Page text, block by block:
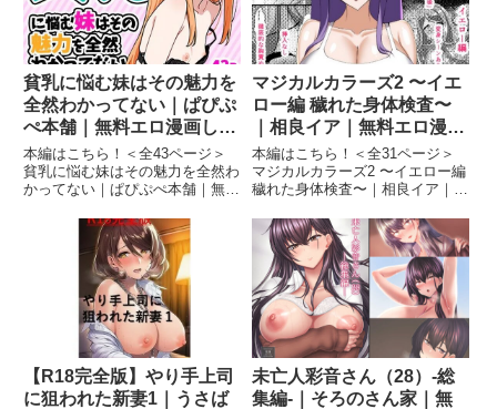
貧乳に悩む妹はその魅力を
全然わかってない｜ぱぴぷ
ぺ本舗｜無料エロ漫画しろ
もも倶楽部
本編はこちら！＜全43ページ＞
貧乳に悩む妹はその魅力を全然わ
かってない｜ぱぴぷぺ本舗｜無料
む妹はその魅力を全然わかってな
い 画像1貧乳に悩む妹はその魅力
を全然わかってない 画像2貧乳に
悩む妹はその魅力を全然わか...
マジカルカラーズ2 〜イエ
ロー編 穢れた身体検査〜
｜相良イア｜無料エロ漫画
しろもも倶楽部
本編はこちら！＜全31ページ＞
マジカルカラーズ2 〜イエロー編
穢れた身体検査〜｜相良イア｜無
ルカラーズ2 〜イエロー編 穢れ
た身体検査〜 画像1マジカルカラ
ーズ2 〜イエロー編 穢れた身体
検査〜 画像2マジカ...
【R18完全版】やり手上司
に狙われた新妻1｜うさば
未亡人彩音さん（28）-総
集編-｜そろのさん家｜無